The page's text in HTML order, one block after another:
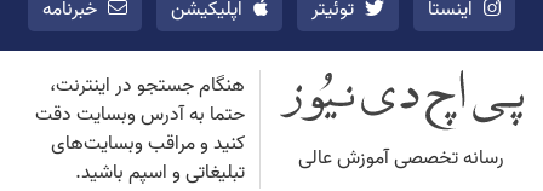
اینستا توئیتر اپلیکیشن خبرنامه
رسانه تخصصی آموزش عالی
هنگام جستجو در اینترنت،
حتما به آدرس وبسایت دقت
کنید و مراقب وبسایت‌های
تبلیغاتی و اسپم باشید.